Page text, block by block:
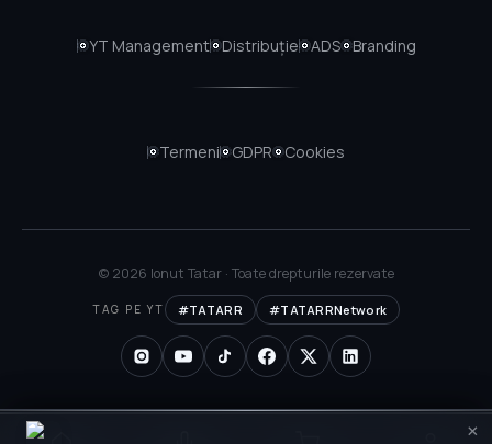
Conectează-te
YT Management Distribuție ADS Branding
Termeni GDPR Cookies
© 2026 Ionut Tatar · Toate drepturile rezervate
TAG PE YT #TATARR #TATARRNetwork
×